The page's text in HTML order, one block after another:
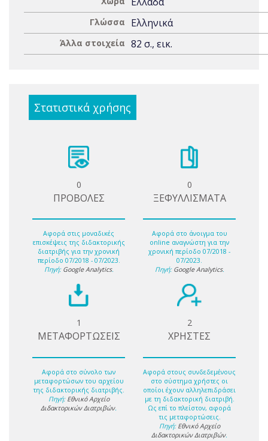
Γλώσσα Ελληνικά
Άλλα στοιχεία 82 σ., εικ.
Στατιστικά χρήσης
0
ΠΡΟΒΟΛΕΣ
Αφορά στις μοναδικές
επισκέψεις της διδακτορικής
διατριβής για την χρονική
περίοδο 07/2018 - 07/2023.
Πηγή: Google Analytics.
0
ΞΕΦΥΛΛΙΣΜΑΤΑ
Αφορά στο άνοιγμα του
online αναγνώστη για την
χρονική περίοδο 07/2018 -
07/2023.
Πηγή: Google Analytics.
1
ΜΕΤΑΦΟΡΤΩΣΕΙΣ
Αφορά στο σύνολο των
μεταφορτώσων του αρχείου
της διδακτορικής διατριβής.
Πηγή: Εθνικό Αρχείο
Διδακτορικών Διατριβών.
2
ΧΡΗΣΤΕΣ
Αφορά στους συνδεδεμένους
στο σύστημα χρήστες οι
οποίοι έχουν αλληλεπιδράσει
με τη διδακτορική διατριβή.
Ως επί το πλείστον, αφορά
τις μεταφορτώσεις.
Πηγή: Εθνικό Αρχείο
Διδακτορικών Διατριβών.